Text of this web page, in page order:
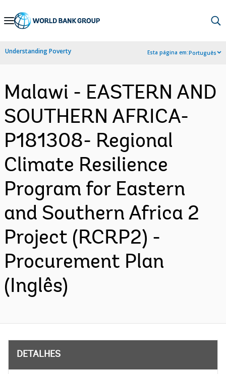
Skip
Navigation
Understanding Poverty Esta página em:Português
Malawi - EASTERN AND
SOUTHERN AFRICA-
P181308- Regional
Climate Resilience
Program for Eastern
and Southern Africa 2
Project (RCRP2) -
Procurement Plan
(Inglês)
DETALHES